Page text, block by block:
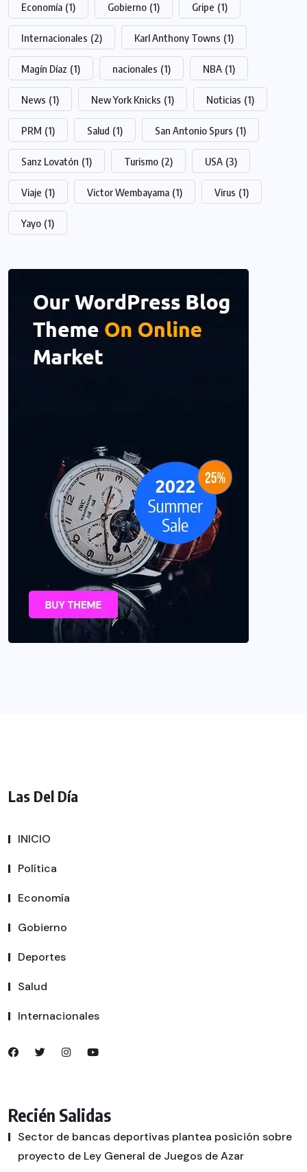
Economía (1) Gobierno (1) Gripe (1)
Internacionales (2) Karl Anthony Towns (1)
Magín Díaz (1) nacionales (1) NBA (1)
News (1) New York Knicks (1) Noticias (1)
PRM (1) Salud (1) San Antonio Spurs (1)
Sanz Lovatón (1) Turismo (2) USA (3)
Viaje (1) Victor Wembayama (1) Virus (1)
Yayo (1)
Las Del Día
INICIO
Política
Economía
Gobierno
Deportes
Salud
Internacionales
Recién Salidas
Sector de bancas deportivas plantea posición sobre
proyecto de Ley General de Juegos de Azar